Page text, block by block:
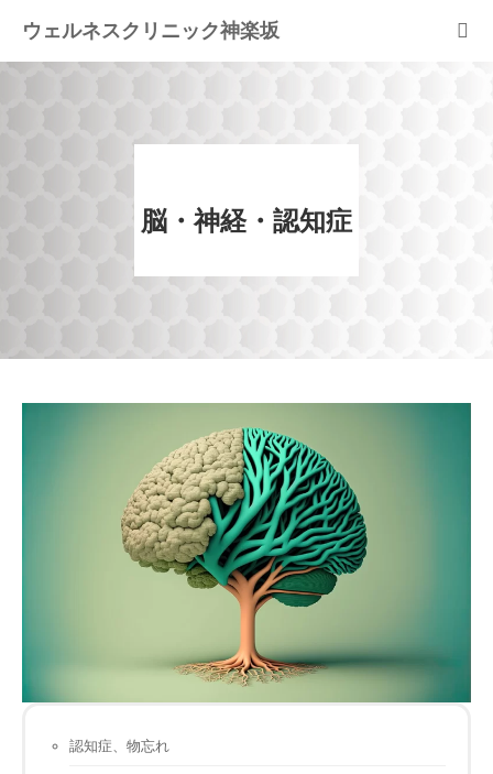
ウェルネスクリニック神楽坂
脳・神経・認知症
認知症、物忘れ
よくある質問FAQ